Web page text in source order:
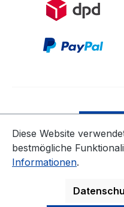
* Alle Preise inkl.
Diese Website
bestmögliche
Informationen.